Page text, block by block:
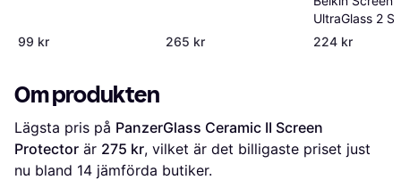
99 kr 265 kr
UltraGlass 2
Protector
224 kr
Om produkten
Lägsta pris på PanzerGlass Ceramic II Screen
Protector är 275 kr, vilket är det billigaste priset just
nu bland 14 jämförda butiker.